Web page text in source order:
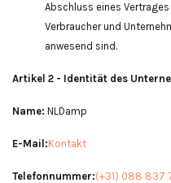
Abschluss eines
Verbraucher und
anwesend sind.
Artikel 2 - Identität des
Name: NLDamp
E-Mail:Kontakt
Telefonnummer:(+31) 088 837